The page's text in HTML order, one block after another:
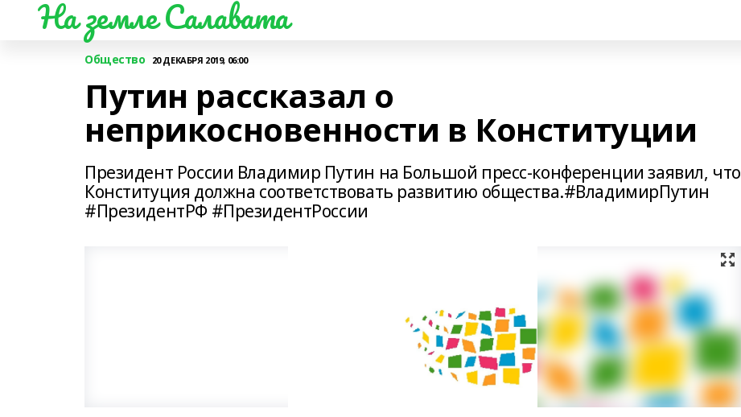
На земле Салавата
Общество 20 ДЕКАБРЯ 2019, 06:00
Путин рассказал о
неприкосновенности в Конституции
Президент России Владимир Путин на Большой пресс-конференции заявил, что
Конституция должна соответствовать развитию общества.#ВладимирПутин
#ПрезидентРФ #ПрезидентРоссии